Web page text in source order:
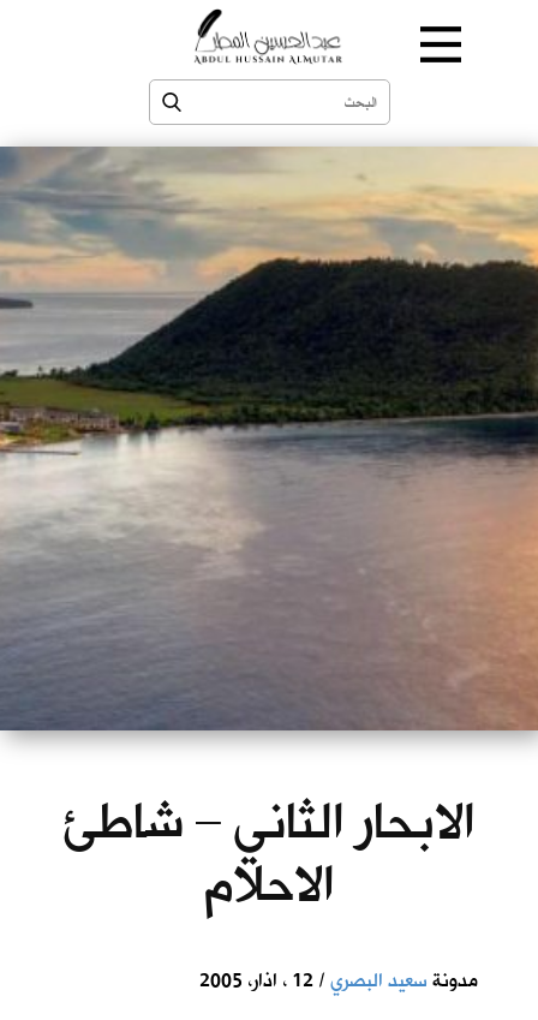
الابحار الثاني – شاطئ
الاحلام
مدونةسعيد البصري/ 12 ، اذار، 2005